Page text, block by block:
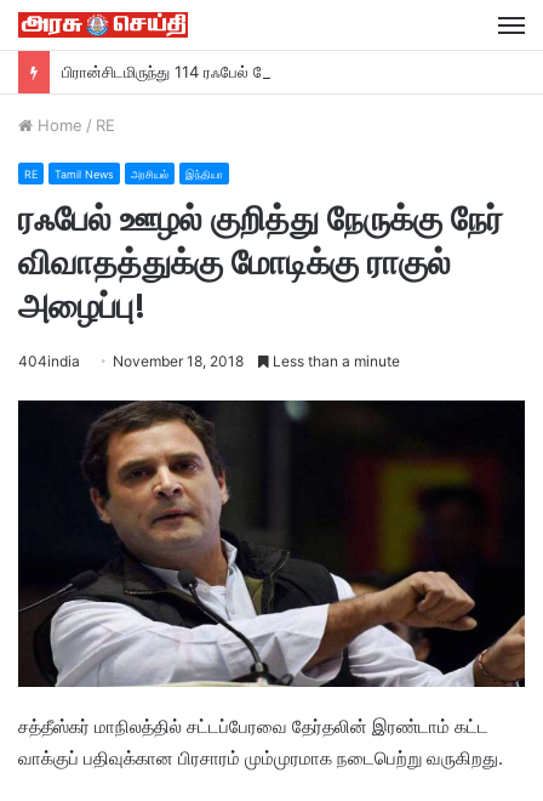
Home / RE
RE Tamil News அரசியல் இந்தியா
ரஃபேல் ஊழல் குறித்து நேருக்கு நேர்
விவாதத்துக்கு மோடிக்கு ராகுல்
அழைப்பு!
404india November 18, 2018 Less than a minute
சத்தீஸ்கர் மாநிலத்தில் சட்டப்பேரவை தேர்தலின் இரண்டாம் கட்ட
வாக்குப் பதிவுக்கான பிரசாரம் மும்முரமாக நடைபெற்று வருகிறது.